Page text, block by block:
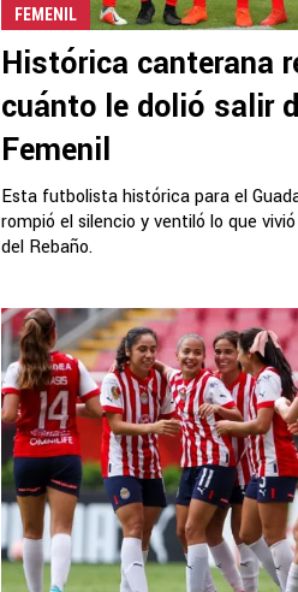
FEMENIL
Histórica canterana
cuánto le dolió salir
Femenil
Esta futbolista histórica para el
rompió el silencio y ventiló lo que
del Rebaño.